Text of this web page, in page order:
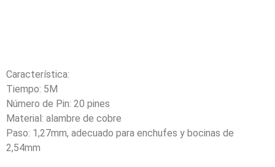
Característica:
Tiempo: 5M
Número de Pin: 20 pines
Material: alambre de cobre
Paso: 1,27mm, adecuado para enchufes y bocinas de
2,54mm